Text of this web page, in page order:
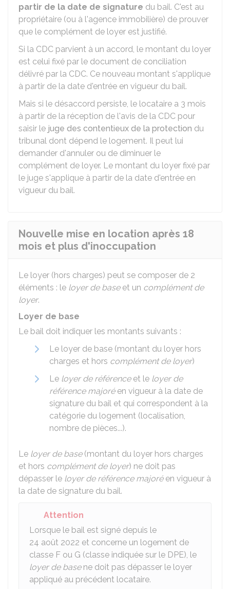
partir de la date de signature du bail. C'est au
propriétaire (ou à l'agence immobilière) de prouver
que le complément de loyer est justifié.
Si la CDC parvient à un accord, le montant du loyer
est celui fixé par le document de conciliation
délivré par la CDC. Ce nouveau montant s'applique
à partir de la date d'entrée en vigueur du bail.
Mais si le désaccord persiste, le locataire a 3 mois
à partir de la réception de l'avis de la CDC pour
saisir le juge des contentieux de la protection du
tribunal dont dépend le logement. Il peut lui
demander d'annuler ou de diminuer le
complément de loyer. Le montant du loyer fixé par
le juge s'applique à partir de la date d'entrée en
vigueur du bail.
Nouvelle mise en location après 18
mois et plus d'inoccupation
Le loyer (hors charges) peut se composer de 2
éléments : le loyer de baseet un complément de
loyer.
Loyer de base
Le bail doit indiquer les montants suivants :
Le loyer de base (montant du loyer hors
charges et hors complément de loyer)
Le loyer de référenceet le loyer de
référence majoréen vigueur à la date de
signature du bail et qui correspondent à la
catégorie du logement (localisation,
nombre de pièces...).
Le loyer de base(montant du loyer hors charges
et hors complément de loyer) ne doit pas
dépasser le loyer de référence majoréen vigueur à
la date de signature du bail.
Attention
Lorsque le bail est signé depuis le
24 août 2022 et concerne un logement de
classe F ou G (classe indiquée sur le DPE), le
loyer de basene doit pas dépasser le loyer
appliqué au précédent locataire.